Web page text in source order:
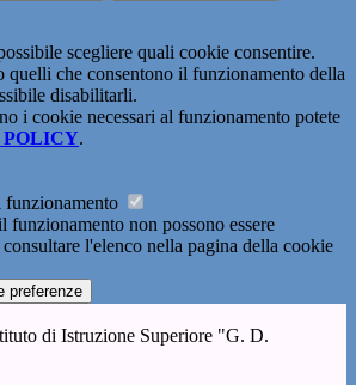
scegliere quali cookie consentire.
quelli che consentono il funzionamento della
disabilitarli.
i cookie necessari al funzionamento potete
.
funzionamento
funzionamento non possono essere
l'elenco nella pagina della cookie
preferenze
di Istruzione Superiore "G. D.